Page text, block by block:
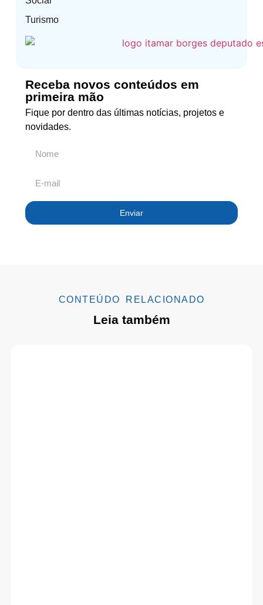
Turismo
Receba novos conteúdos em
primeira mão
Fique por dentro das últimas notícias, projetos e
novidades.
Enviar
CONTEÚDO RELACIONADO
Leia também